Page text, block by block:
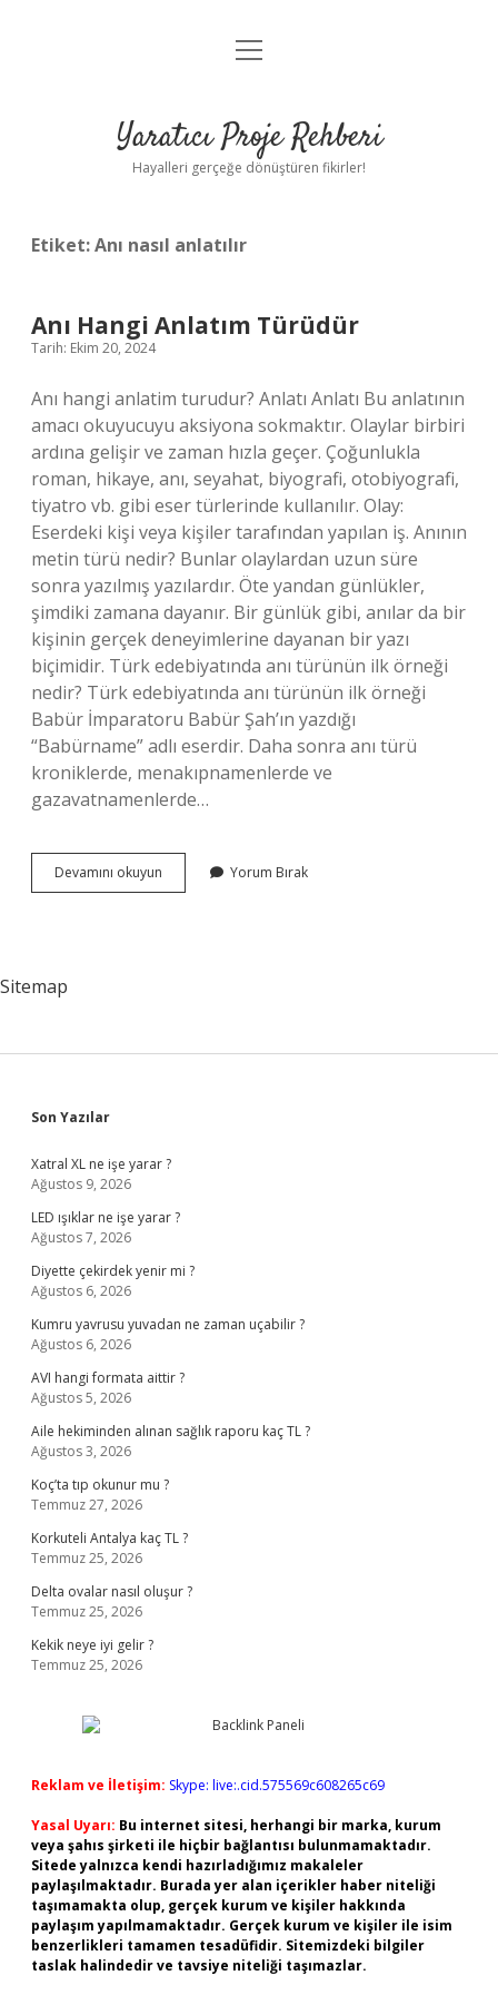
Anasayfa
Yasal Uyarı
menüyü
Yaratıcı Proje Rehberi
Hayalleri gerçeğe dönüştüren fikirler!
Etiket:Anı nasıl anlatılır
Anı Hangi Anlatım Türüdür
Tarih: Ekim 20, 2024
Anı hangi anlatim turudur? Anlatı Anlatı Bu anlatının
amacı okuyucuyu aksiyona sokmaktır. Olaylar birbiri
ardına gelişir ve zaman hızla geçer. Çoğunlukla
roman, hikaye, anı, seyahat, biyografi, otobiyografi,
tiyatro vb. gibi eser türlerinde kullanılır. Olay:
Eserdeki kişi veya kişiler tarafından yapılan iş. Anının
metin türü nedir? Bunlar olaylardan uzun süre
sonra yazılmış yazılardır. Öte yandan günlükler,
şimdiki zamana dayanır. Bir günlük gibi, anılar da bir
kişinin gerçek deneyimlerine dayanan bir yazı
biçimidir. Türk edebiyatında anı türünün ilk örneği
nedir? Türk edebiyatında anı türünün ilk örneği
Babür İmparatoru Babür Şah’ın yazdığı
“Babürname” adlı eserdir. Daha sonra anı türü
kroniklerde, menakıpnamenlerde ve
gazavatnamenlerde…
Devamını okuyun
Hangi
Yorum Bırak
Sitemap
Sidebar
Son Yazılar
Xatral XL ne işe yarar ?
Ağustos 9, 2026
LED ışıklar ne işe yarar ?
Ağustos 7, 2026
Diyette çekirdek yenir mi ?
Ağustos 6, 2026
Kumru yavrusu yuvadan ne zaman uçabilir ?
Ağustos 6, 2026
AVI hangi formata aittir ?
Ağustos 5, 2026
Aile hekiminden alınan sağlık raporu kaç TL ?
Ağustos 3, 2026
Koç’ta tıp okunur mu ?
Temmuz 27, 2026
Korkuteli Antalya kaç TL ?
Temmuz 25, 2026
Delta ovalar nasıl oluşur ?
Temmuz 25, 2026
Kekik neye iyi gelir ?
Temmuz 25, 2026
Reklam ve İletişim: Skype: live:.cid.575569c608265c69
Yasal Uyarı: Bu internet sitesi, herhangi bir marka, kurum
veya şahıs şirketi ile hiçbir bağlantısı bulunmamaktadır.
Sitede yalnızca kendi hazırladığımız makaleler
paylaşılmaktadır. Burada yer alan içerikler haber niteliği
taşımamakta olup, gerçek kurum ve kişiler hakkında
paylaşım yapılmamaktadır. Gerçek kurum ve kişiler ile isim
benzerlikleri tamamen tesadüfidir. Sitemizdeki bilgiler
taslak halindedir ve tavsiye niteliği taşımazlar.